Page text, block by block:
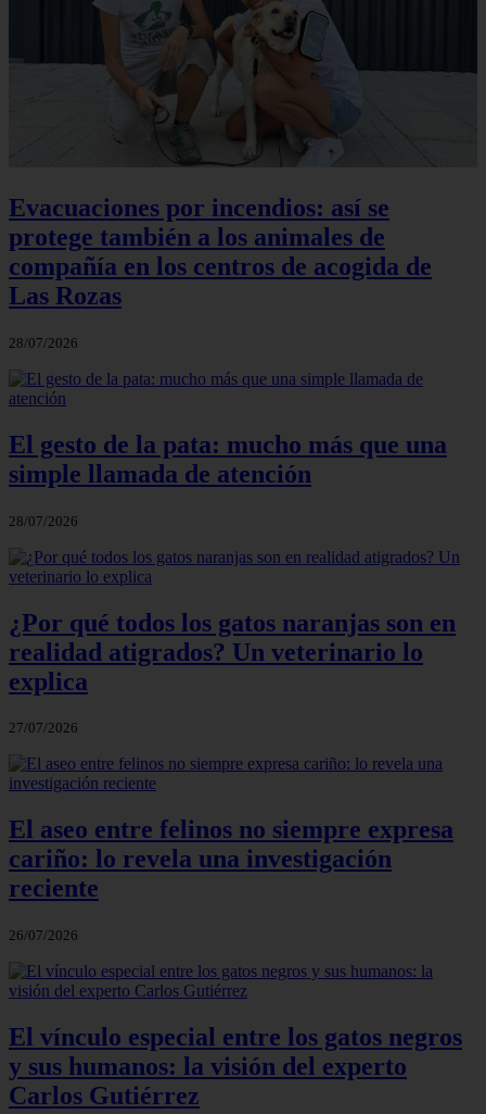
Evacuaciones por incendios: así se
protege también a los animales de
compañía en los centros de acogida de
Las Rozas
28/07/2026
El gesto de la pata: mucho más que una
simple llamada de atención
28/07/2026
¿Por qué todos los gatos naranjas son en
realidad atigrados? Un veterinario lo
explica
27/07/2026
El aseo entre felinos no siempre expresa
cariño: lo revela una investigación
reciente
26/07/2026
El vínculo especial entre los gatos negros
y sus humanos: la visión del experto
Carlos Gutiérrez